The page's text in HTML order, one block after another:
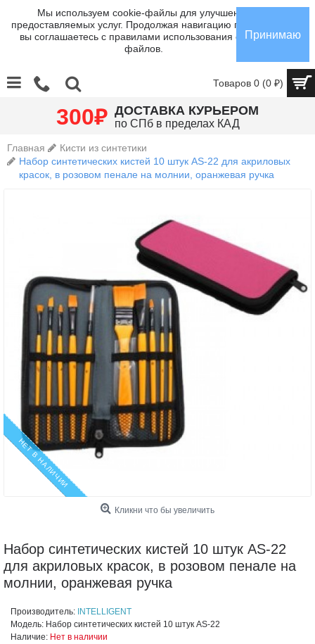
Мы используем cookie-файлы для улучшения
предоставляемых услуг. Продолжая навигацию по сайту,
вы соглашаетесь с правилами использования cookie-
файлов.
Принимаю
Товаров 0 (0 ₽)
300₽ ДОСТАВКА КУРЬЕРОМ
по СПб в пределах КАД
Главная
Кисти из синтетики
Набор синтетических кистей 10 штук AS-22 для акриловых
красок, в розовом пенале на молнии, оранжевая ручка
НЕТ В НАЛИЧИИ
Кликни что бы увеличить
Набор синтетических кистей 10 штук AS-22
для акриловых красок, в розовом пенале на
молнии, оранжевая ручка
Производитель: INTELLIGENT
Модель: Набор синтетических кистей 10 штук AS-22
Наличие: Нет в наличии